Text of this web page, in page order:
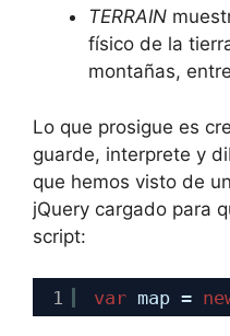
TERRAIN
físico de la
montañas,
Lo que prosigue es
guarde, interprete y
que hemos visto de
jQuery cargado para
script:
1 var map =